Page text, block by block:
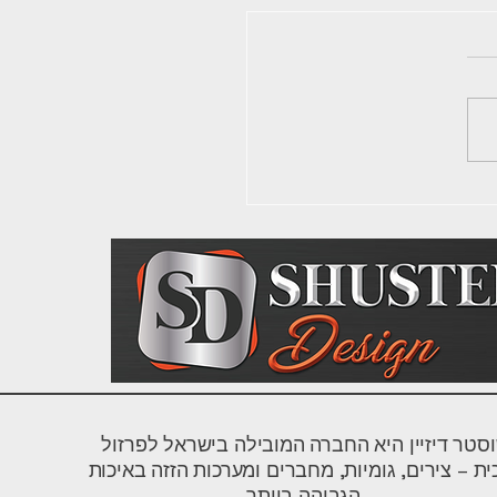
אסתטיים
דיזיין היא החברה המובילה בישראל לפרזול
– צירים, גומיות, מחברים ומערכות הזזה באיכות